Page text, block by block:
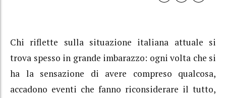
Chi riflette sulla situazione italiana attuale si
trova spesso in grande imbarazzo: ogni volta che si
ha la sensazione di avere compreso qualcosa,
accadono eventi che fanno riconsiderare il tutto,